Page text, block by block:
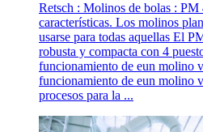
Retsch : Molinos de bolas :
características. Los molinos
usarse para todas aquellas El
robusta y compacta con 4
funcionamiento de eun molino
funcionamiento de eun molino
procesos para la ...